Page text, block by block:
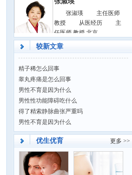
教授 从医经历 主
任医师 教授 北京
较新文章
精子稀怎么回事
睾丸疼痛是怎么回事
男性不育是因为什么
男性性功能障碍吃什么
得了精索静脉曲张严重吗
男性不育是因为什么
优生优育 更多 >>